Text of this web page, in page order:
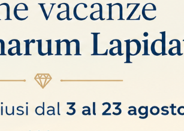
qualità e nel campo dell'arte.
ad angoli obliqui.